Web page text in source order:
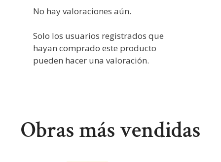
No hay valoraciones aún.
Solo los usuarios registrados que
hayan comprado este producto
pueden hacer una valoración.
Obras más vendidas